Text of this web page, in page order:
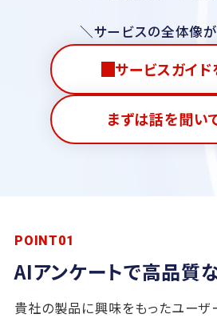
＼サービスの全体像
サービスガイド
まずは話を聞い
POINT01
AIアンケートで高品質
貴社の製品に興味をもったユーザ